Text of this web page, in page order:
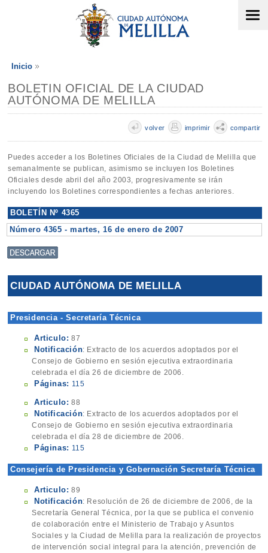
Inicio
BOLETIN OFICIAL DE LA CIUDAD
AUTÓNOMA DE MELILLA
volver imprimir compartir
Puedes acceder a los Boletines Oficiales de la Ciudad de Melilla que
semanalmente se publican, asimismo se incluyen los Boletines
Oficiales desde abril del año 2003, progresivamente se irán
incluyendo los Boletines correspondientes a fechas anteriores.
BOLETÍN Nº 4365
Número 4365 - martes, 16 de enero de 2007
CIUDAD AUTÓNOMA DE MELILLA
Presidencia - Secretaría Técnica
Articulo: 87
Notificación: Extracto de los acuerdos adoptados por el
Consejo de Gobierno en sesión ejecutiva extraordinaria
celebrada el día 26 de diciembre de 2006.
Páginas: 115
Articulo: 88
Notificación: Extracto de los acuerdos adoptados por el
Consejo de Gobierno en sesión ejecutiva extraordinaria
celebrada el día 28 de diciembre de 2006.
Páginas: 115
Consejería de Presidencia y Gobernación Secretaría Técnica
Articulo: 89
Notificación: Resolución de 26 de diciembre de 2006, de la
Secretaría General Técnica, por la que se publica el convenio
de colaboración entre el Ministerio de Trabajo y Asuntos
Sociales y la Ciudad de Melilla para la realización de proyectos
de intervención social integral para la atención, prevención de